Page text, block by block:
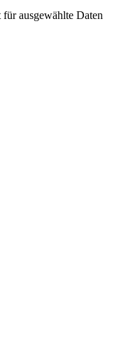
ausgewählte Daten